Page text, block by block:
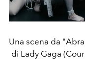
Una scena da
di Lady Gaga